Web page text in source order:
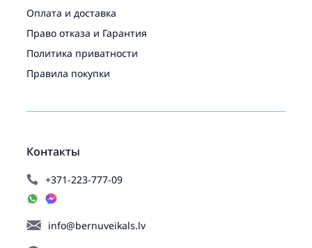
Контакты
+371-223-777-09
info@bernuveikals.lv
Оплата и доставка
Право отказа и Гарантия
Политика приватности
Правила покупки